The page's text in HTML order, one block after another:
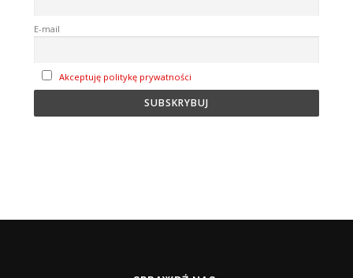
E-mail
Akceptuję politykę prywatności